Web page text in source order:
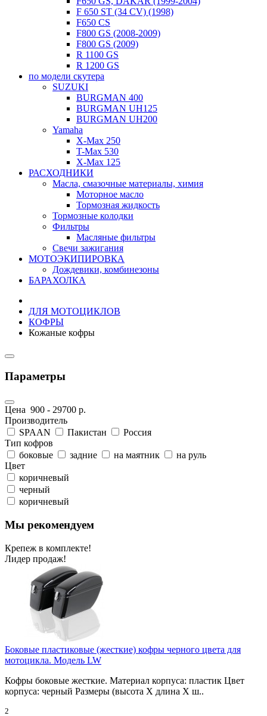
F 650 ST (34 CV) (1998)
F650 CS
F800 GS (2008-2009)
F800 GS (2009)
R 1100 GS
R 1200 GS
по модели скутера
SUZUKI
BURGMAN 400
BURGMAN UH125
BURGMAN UH200
Yamaha
X-Max 250
T-Max 530
X-Max 125
РАСХОДНИКИ
Масла, смазочные материалы, химия
Моторное масло
Тормозная жидкость
Тормозные колодки
Фильтры
Масляные фильтры
Свечи зажигания
МОТОЭКИПИРОВКА
Дождевики, комбинезоны
БАРАХОЛКА
ДЛЯ МОТОЦИКЛОВ
КОФРЫ
Кожаные кофры
Параметры
Цена 900 - 29700 р.
Производитель
SPAAN
Пакистан
Россия
Тип кофров
боковые
задние на маятник
на руль
Цвет
коричневый
черный
коричневый
Мы рекомендуем
Крепеж в комплекте!
Лидер продаж!
Боковые пластиковые (жесткие) кофры черного цвета для
мотоцикла. Модель LW
Кофры боковые жесткие. Материал корпуса: пластик Цвет
корпуса: черный Размеры (высота X длина X ш..
2